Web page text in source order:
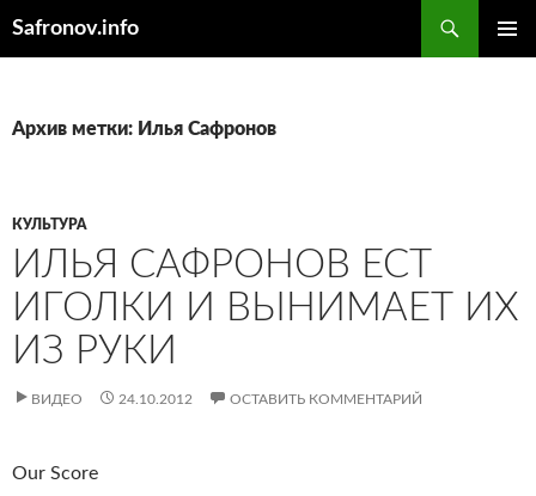
Safronov.info
Архив метки: Илья Сафронов
КУЛЬТУРА
ИЛЬЯ САФРОНОВ ЕСТ
ИГОЛКИ И ВЫНИМАЕТ ИХ
ИЗ РУКИ
ВИДЕО 24.10.2012 ОСТАВИТЬ КОММЕНТАРИЙ
Our Score